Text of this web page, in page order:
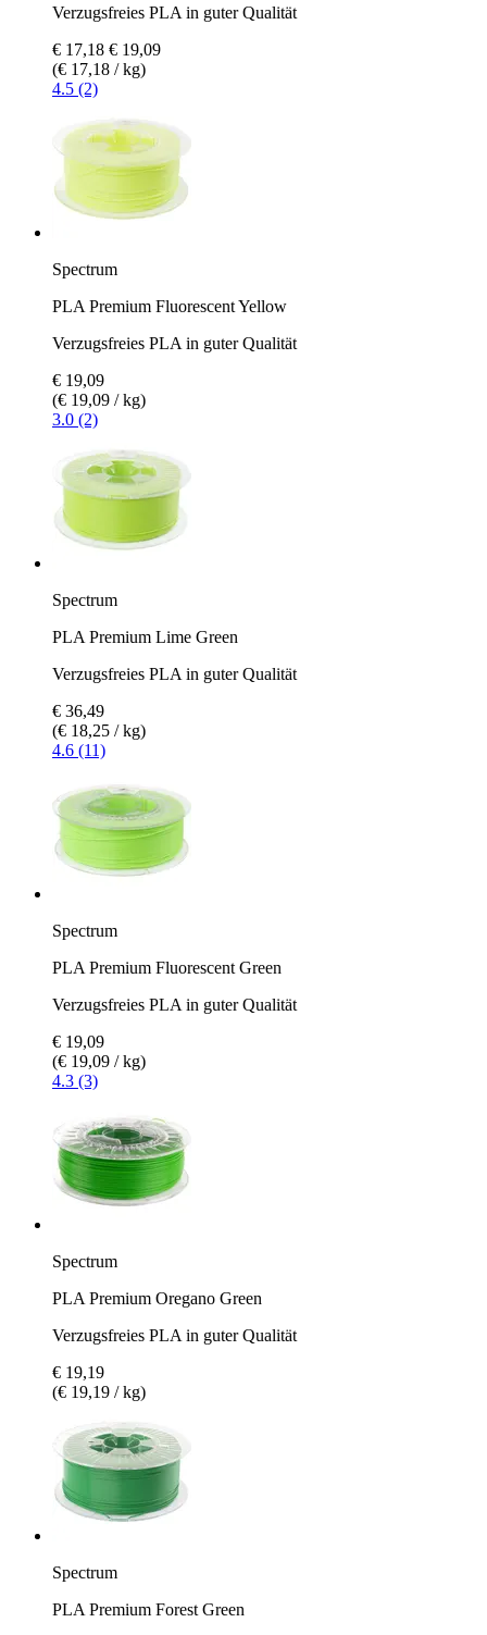
Verzugsfreies PLA in guter Qualität
€ 17,18 € 19,09
(€ 17,18 / kg)
4.5 (2)
Spectrum
PLA Premium Fluorescent Yellow
Verzugsfreies PLA in guter Qualität
€ 19,09
(€ 19,09 / kg)
3.0 (2)
Spectrum
PLA Premium Lime Green
Verzugsfreies PLA in guter Qualität
€ 36,49
(€ 18,25 / kg)
4.6 (11)
Spectrum
PLA Premium Fluorescent Green
Verzugsfreies PLA in guter Qualität
€ 19,09
(€ 19,09 / kg)
4.3 (3)
Spectrum
PLA Premium Oregano Green
Verzugsfreies PLA in guter Qualität
€ 19,19
(€ 19,19 / kg)
Spectrum
PLA Premium Forest Green